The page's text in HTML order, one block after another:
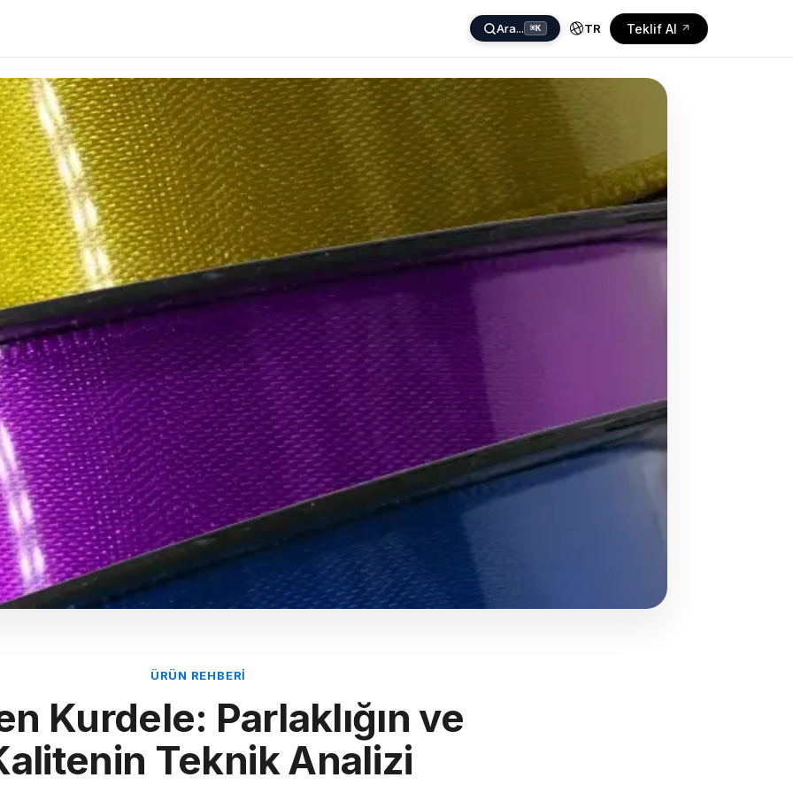
Ara... ⌘K TR Teklif Al
ÜRÜN REHBERI
Kurdele: Parlaklığın ve
Teknik Analizi